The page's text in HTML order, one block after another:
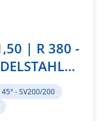
| R 380 -
45° - SV200/200